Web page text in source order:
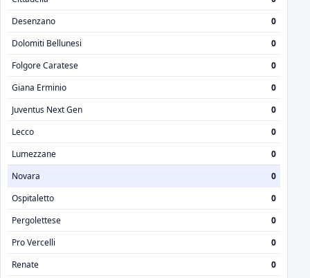
Desenzano
0
Dolomiti Bellunesi
0
Folgore Caratese
0
Giana Erminio
0
Juventus Next Gen
0
Lecco
0
Lumezzane
0
Novara
0
Ospitaletto
0
Pergolettese
0
Pro Vercelli
0
Renate
0